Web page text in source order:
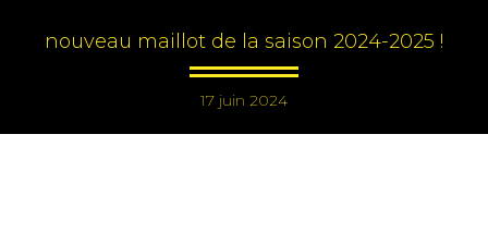
nouveau maillot de la saison 2024-2025 !
17 juin 2024